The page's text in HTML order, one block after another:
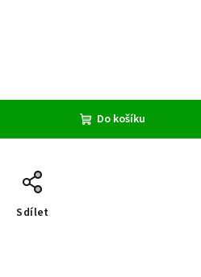
Do košíku
Sdílet